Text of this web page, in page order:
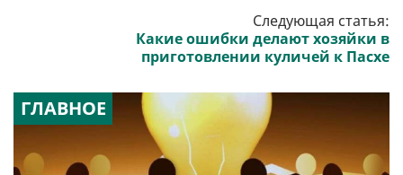
Следующая статья:
Какие ошибки делают хозяйки в
приготовлении куличей к Пасхе
ГЛАВНОЕ